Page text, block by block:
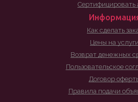
Сертифицировать
Как сделать
Цены на услуги
Возврат денежных
Пользовательское
Договор
Правила подачи